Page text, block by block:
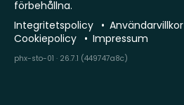
förbehållna.
Integritetspolicy
Användarvillkor
Cookiepolicy
Impressum
phx-sto-01 · 26.7.1 (449747a8c)